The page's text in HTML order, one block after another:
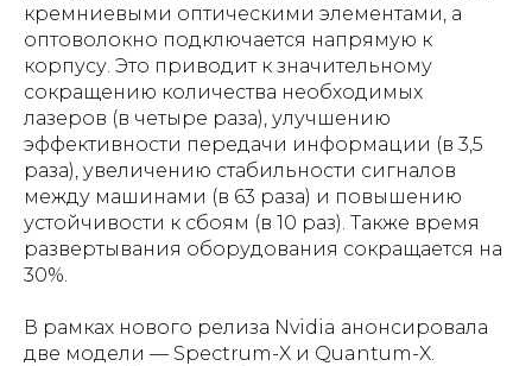
кремниевыми оптическими элементами, а
оптоволокно подключается напрямую к
корпусу. Это приводит к значительному
сокращению количества необходимых
лазеров (в четыре раза), улучшению
эффективности передачи информации (в 3,5
раза), увеличению стабильности сигналов
между машинами (в 63 раза) и повышению
устойчивости к сбоям (в 10 раз). Также время
развертывания оборудования сокращается на
30%.
В рамках нового релиза Nvidia анонсировала
две модели — Spectrum-X и Quantum-X.